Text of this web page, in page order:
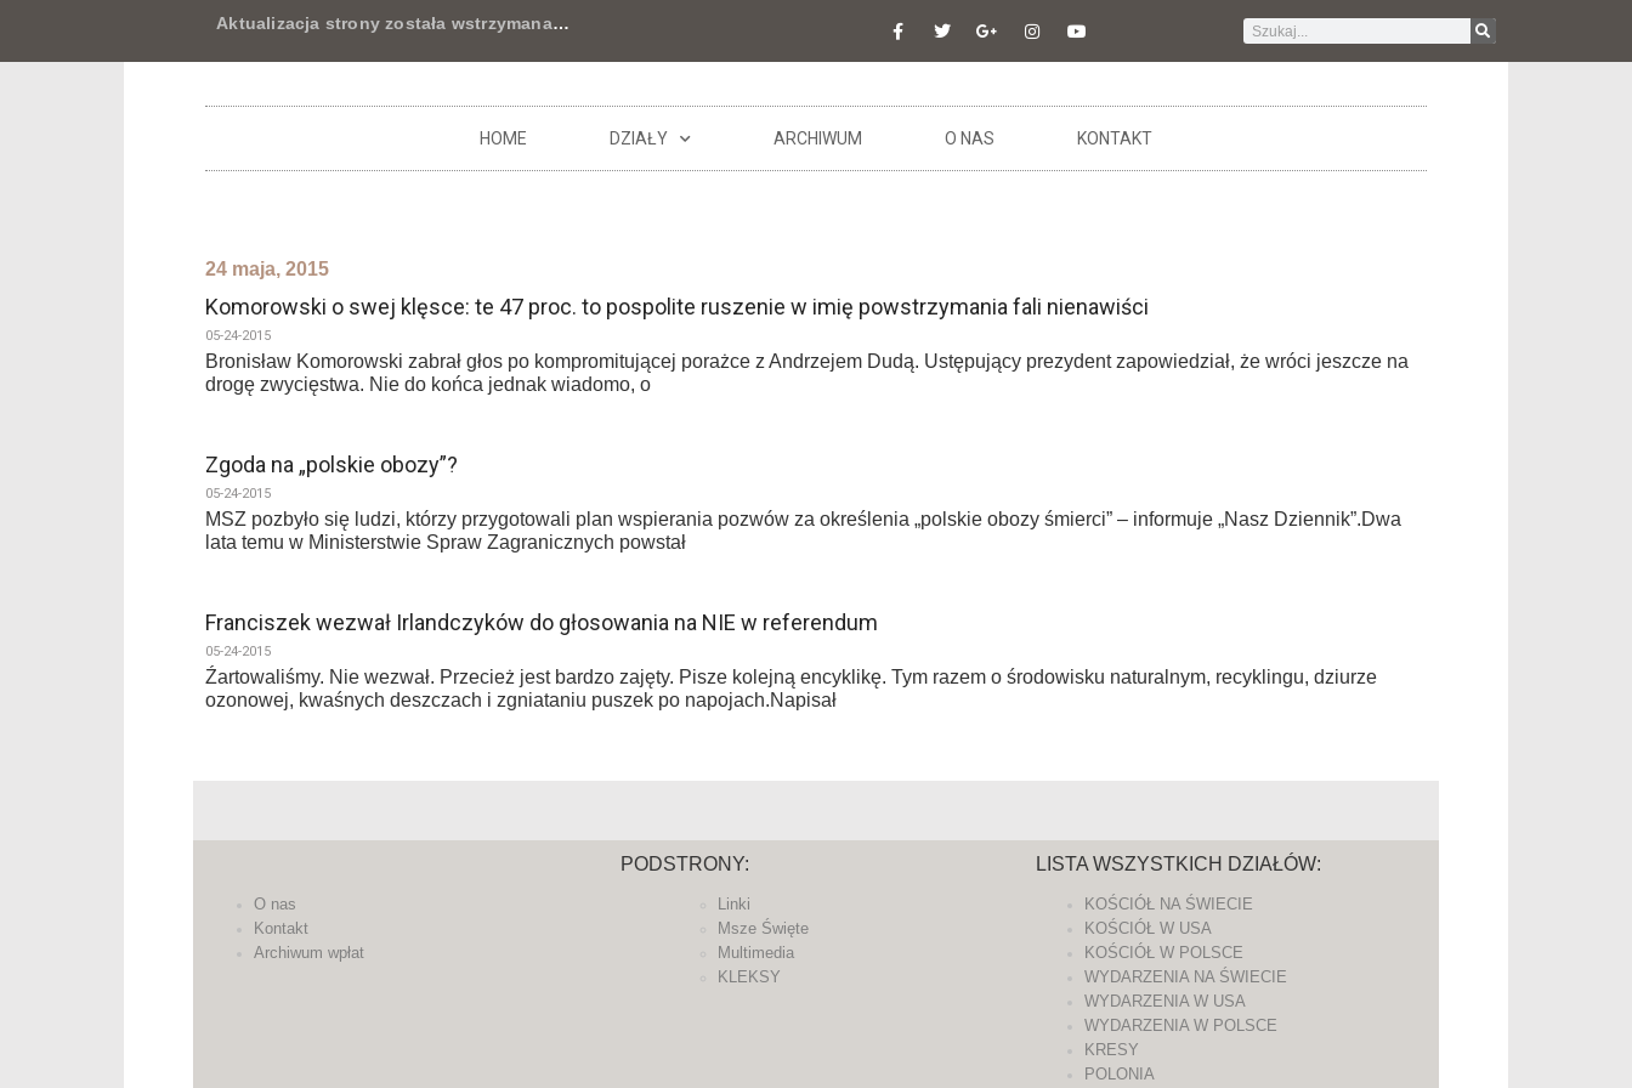
Aktualizacja strony została wstrzymana…
HOME DZIAŁY ARCHIWUM O NAS KONTAKT
24 maja, 2015
Komorowski o swej klęsce: te 47 proc. to pospolite ruszenie w imię powstrzymania fali nienawiści
05-24-2015
Bronisław Komorowski zabrał głos po kompromitującej porażce z Andrzejem Dudą. Ustępujący prezydent zapowiedział, że wróci jeszcze na
drogę zwycięstwa. Nie do końca jednak wiadomo, o
Zgoda na „polskie obozy”?
05-24-2015
MSZ pozbyło się ludzi, którzy przygotowali plan wspierania pozwów za określenia „polskie obozy śmierci” – informuje „Nasz Dziennik”.Dwa
lata temu w Ministerstwie Spraw Zagranicznych powstał
Franciszek wezwał Irlandczyków do głosowania na NIE w referendum
05-24-2015
Źartowaliśmy. Nie wezwał. Przecież jest bardzo zajęty. Pisze kolejną encyklikę. Tym razem o środowisku naturalnym, recyklingu, dziurze
ozonowej, kwaśnych deszczach i zgniataniu puszek po napojach.Napisał
O nas
Kontakt
Archiwum wpłat
PODSTRONY:
Linki
Msze Święte
Multimedia
KLEKSY
LISTA WSZYSTKICH DZIAŁÓW:
KOŚCIÓŁ NA ŚWIECIE
KOŚCIÓŁ W USA
KOŚCIÓŁ W POLSCE
WYDARZENIA NA ŚWIECIE
WYDARZENIA W USA
WYDARZENIA W POLSCE
KRESY
POLONIA